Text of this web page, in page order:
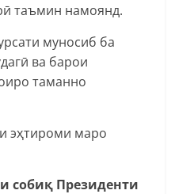
таъмин намоянд.
муносиб ба
ва барои
таманно
эҳтироми маро
собиқ Президенти